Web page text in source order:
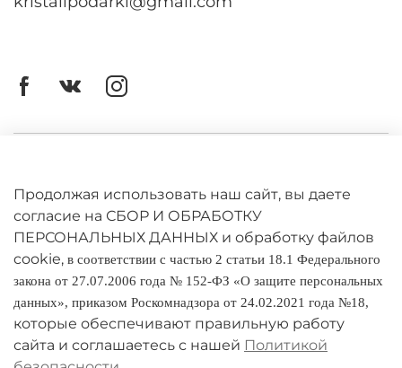
Оферта
Политика конфиденциальности
Оплата и доставка
Условия обмена и возврата
Реквизиты
Продолжая использовать наш сайт, вы даете
согласие на СБОР И ОБРАБОТКУ
ПЕРСОНАЛЬНЫХ ДАННЫХ и обработку файлов
cookie, в соответствии с частью 2 статьи 18.1 Федерального
закона от 27.07.2006 года № 152-ФЗ «О защите персональных
данных», приказом Роскомнадзора от 24.02.2021 года №18,
которые обеспечивают правильную работу
сайта и соглашаетесь с нашей Политикой